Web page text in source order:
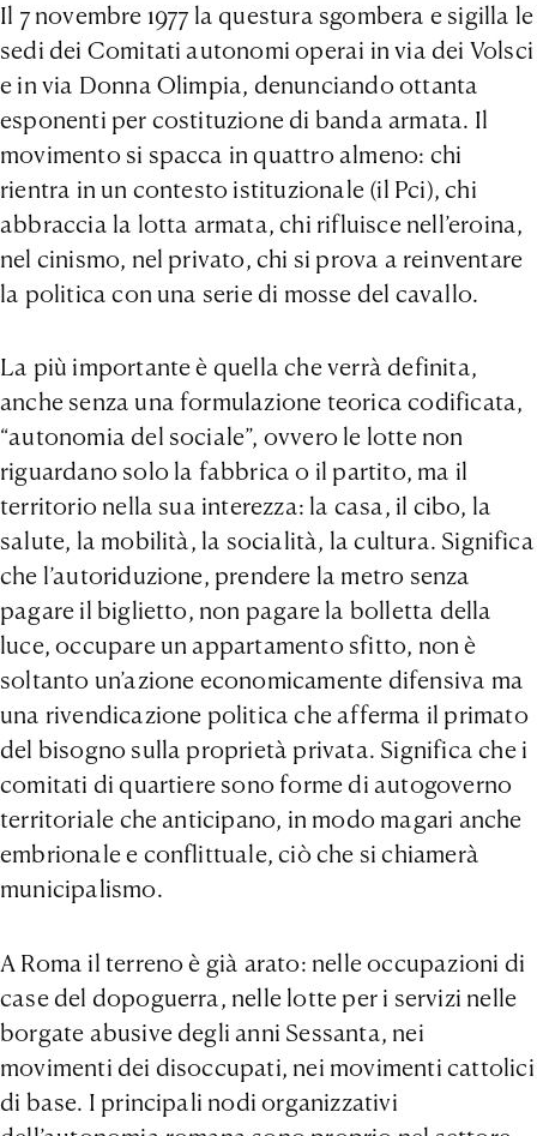
Il 7 novembre 1977 la questura sgombera e sigilla le
sedi dei Comitati autonomi operai in via dei Volsci
e in via Donna Olimpia, denunciando ottanta
esponenti per costituzione di banda armata. Il
movimento si spacca in quattro almeno: chi
rientra in un contesto istituzionale (il Pci), chi
abbraccia la lotta armata, chi rifluisce nell’eroina,
nel cinismo, nel privato, chi si prova a reinventare
la politica con una serie di mosse del cavallo.
La più importante è quella che verrà definita,
anche senza una formulazione teorica codificata,
“autonomia del sociale”, ovvero le lotte non
riguardano solo la fabbrica o il partito, ma il
territorio nella sua interezza: la casa, il cibo, la
salute, la mobilità, la socialità, la cultura. Significa
che l’autoriduzione, prendere la metro senza
pagare il biglietto, non pagare la bolletta della
luce, occupare un appartamento sfitto, non è
soltanto un’azione economicamente difensiva ma
una rivendicazione politica che afferma il primato
del bisogno sulla proprietà privata. Significa che i
comitati di quartiere sono forme di autogoverno
territoriale che anticipano, in modo magari anche
embrionale e conflittuale, ciò che si chiamerà
municipalismo.
A Roma il terreno è già arato: nelle occupazioni di
case del dopoguerra, nelle lotte per i servizi nelle
borgate abusive degli anni Sessanta, nei
movimenti dei disoccupati, nei movimenti cattolici
di base. I principali nodi organizzativi